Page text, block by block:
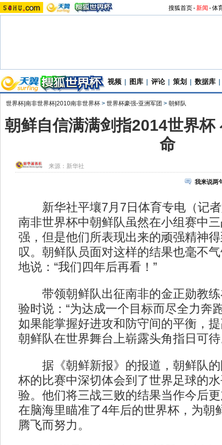
搜狐首页-新闻 -体
视频 | 图库 | 评论 | 策划 | 数据库 |
世界杯|南非世界杯|2010南非世界杯 > 世界杯豪强-亚洲军团 > 朝鲜队
朝鲜自信满满剑指2014世界杯
命
来源： 新华社
我来说两
新华社平壤7月7日体育专电（记者
南非世界杯中朝鲜队虽然在小组赛中
强，但是他们所表现出来的顽强精神
叹。朝鲜队员面对这样的结果也毫不
地说：“我们四年后再看！”
带领朝鲜队出征南非的金正勋教练
验时说：“为达成一个目标而尽全力奔
如果能掌握好进攻和防守间的平衡，
朝鲜队在世界舞台上崭露头角指日可待
据《朝鲜新报》的报道，朝鲜队的
杯的比赛中深切体会到了世界足球的
验。他们将三战三败的结果当作今后
在脑海里瞄准了4年后的世界杯，为朝
腾飞而努力。